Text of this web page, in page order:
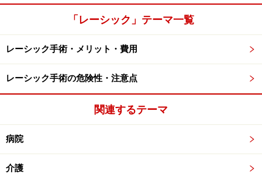
「レーシック」テーマ一覧
レーシック手術・メリット・費用
レーシック手術の危険性・注意点
関連するテーマ
病院
介護